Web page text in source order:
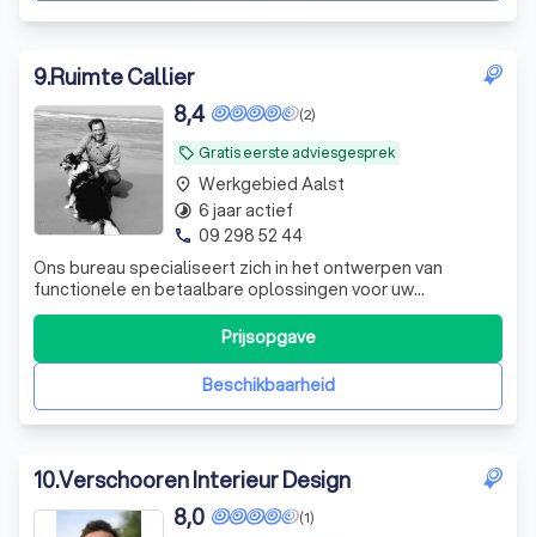
9.Ruimte Callier
local_offer Gratis eerste adviesgesprek
(2)
8,4
Ons bureau specialiseert zich in het ontwerpen van
functionele en betaalbare oplossingen voor uw
verbouwings- of nieuwbouwproject. Uw gewenste
bouwstijl is ons uitgangspunt; van landelijke stijl tot
modern en strak. Constructief staan wij zowel achter
houtskeletbouw als de klassieke opbouw. Het kri
Beschikbaarheid
Prijsopgave
place Werkgebied Aalst
timelapse 6 jaar actief
phone 09 298 52 44
10.Verschooren Interieur Design
(1)
8,0